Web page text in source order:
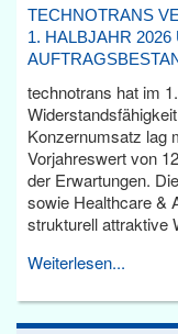
TECHNOTRANS
1. HALBJAHR
technotrans hat im
Konzernumsatz lag
Vorjahreswert von
der Erwartungen.
sowie Healthcare &
strukturell attraktive
Weiterlesen...